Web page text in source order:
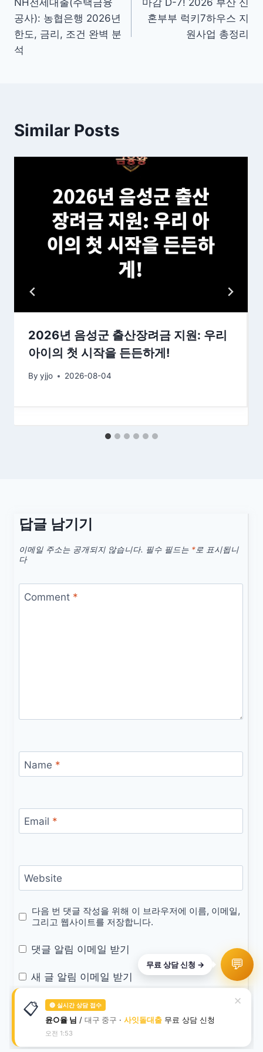
탐
색
NH전세대출(주택금융
공사): 농협은행 2026년
한도, 금리, 조건 완벽 분
석
마감 D-7! 2026 부산 신
혼부부 럭키7하우스 지
원사업 총정리
Similar Posts
2026년 음성군 출산장려금 지원: 우리
아이의 첫 시작을 든든하게!
By yjjo 2026-08-04
답글 남기기
이메일 주소는 공개되지 않습니다. 필수 필드는 *로 표시됩니
다
Comment *
Name *
Email *
Website
다음 번 댓글 작성을 위해 이 브라우저에 이름, 이메일,
그리고 웹사이트를 저장합니다.
댓글 알림 이메일 받기
새 글 알림 이메일 받기
📋
무료 상담 신청 →